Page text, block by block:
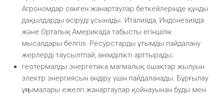
Агрономдар сөнген жанартаулар беткейлерінде құнды
дақылдарды өсіруді ұсынады. Италияда, Индонезияда
және Орталық Америкада табысты егіншілік
мысалдары белгілі. Ресурстарды ұтымды пайдалану
жерлерді таусылтпай, өнімділікті арттырады;
геотермалды энергетика магмалық ошақтар жылуын
электр энергиясын өндіру үшін пайдаланады. Бұрғылау
ұңғымалары ежелгі жанартаулар қойнауынан буды мен